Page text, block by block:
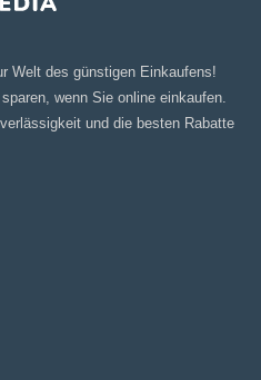
Welt des günstigen Einkaufens!
wenn Sie online einkaufen.
und die besten Rabatte